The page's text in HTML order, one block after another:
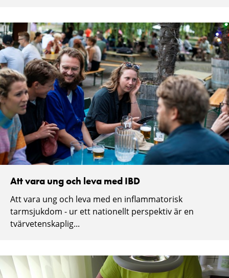
Att vara ung och leva med IBD
Att vara ung och leva med en inflammatorisk
tarmsjukdom - ur ett nationellt perspektiv är en
tvärvetenskaplig...